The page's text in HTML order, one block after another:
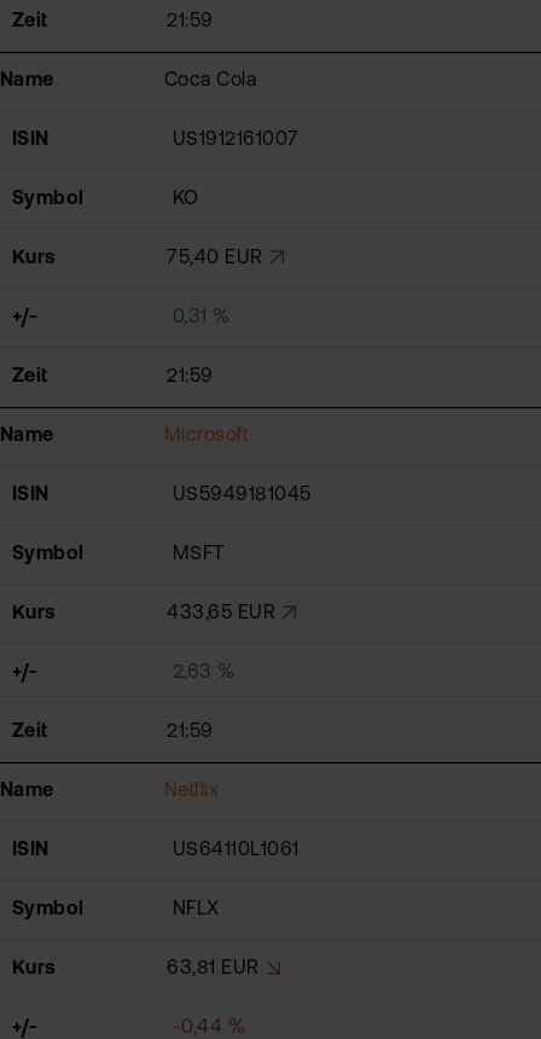
Zeit 21:59
Name Coca Cola
ISIN US1912161007
Symbol KO
Kurs 75,40 EUR
+/- 0,31 %
Zeit 21:59
Name Microsoft
ISIN US5949181045
Symbol MSFT
Kurs 433,65 EUR
+/- 2,63 %
Zeit 21:59
Name Netflix
ISIN US64110L1061
Symbol NFLX
Kurs 63,81 EUR
+/- -0,44 %